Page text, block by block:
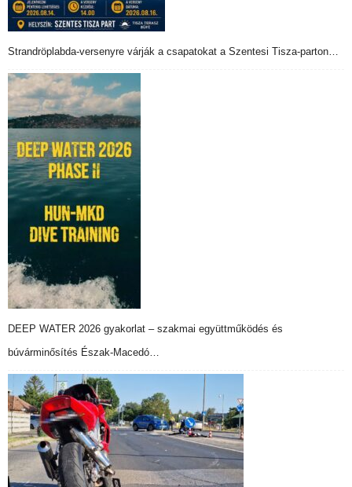
Strandröplabda-versenyre várják a csapatokat a Szentesi Tisza-parton…
DEEP WATER 2026 gyakorlat – szakmai együttműködés és
búvárminősítés Észak-Macedó…